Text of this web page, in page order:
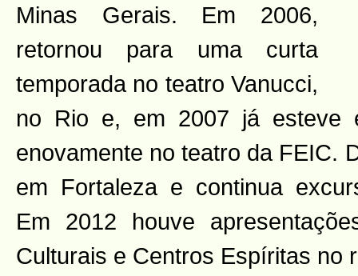
Minas Gerais. Em 2006,
retornou para uma curta
temporada no teatro Vanucci,
no Rio e, em 2007 já esteve
enovamente no teatro da FEIC.
em Fortaleza e continua
Em 2012 houve
Culturais e Centros Espíritas no